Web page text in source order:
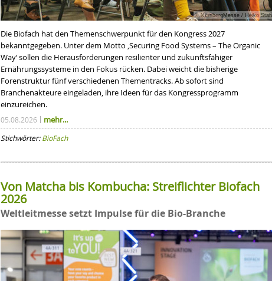
© NürnbergMesse / Heiko
Die Biofach hat den Themenschwerpunkt für den Kongress 2027
bekanntgegeben. Unter dem Motto ‚Securing Food Systems – The Organic
Way‘ sollen die Herausforderungen resilienter und zukunftsfähiger
Ernährungssysteme in den Fokus rücken. Dabei weicht die bisherige
Forenstruktur fünf verschiedenen Thementracks. Ab sofort sind
Branchenakteure eingeladen, ihre Ideen für das Kongressprogramm
einzureichen.
05.08.2026 mehr...
Stichwörter:BioFach
Von Matcha bis Kombucha: Streiflichter Biofach
2026
Weltleitmesse setzt Impulse für die Bio-Branche